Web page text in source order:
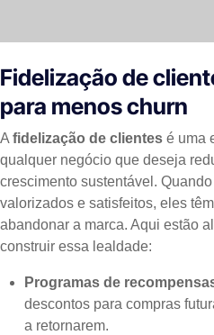
Fidelização de
para menos churn
A fidelização de clientes é uma
qualquer negócio que deseja
crescimento sustentável.
valorizados e satisfeitos, eles
abandonar a marca. Aqui estão
construir essa lealdade:
Programas de
descontos para compras
a retornarem.